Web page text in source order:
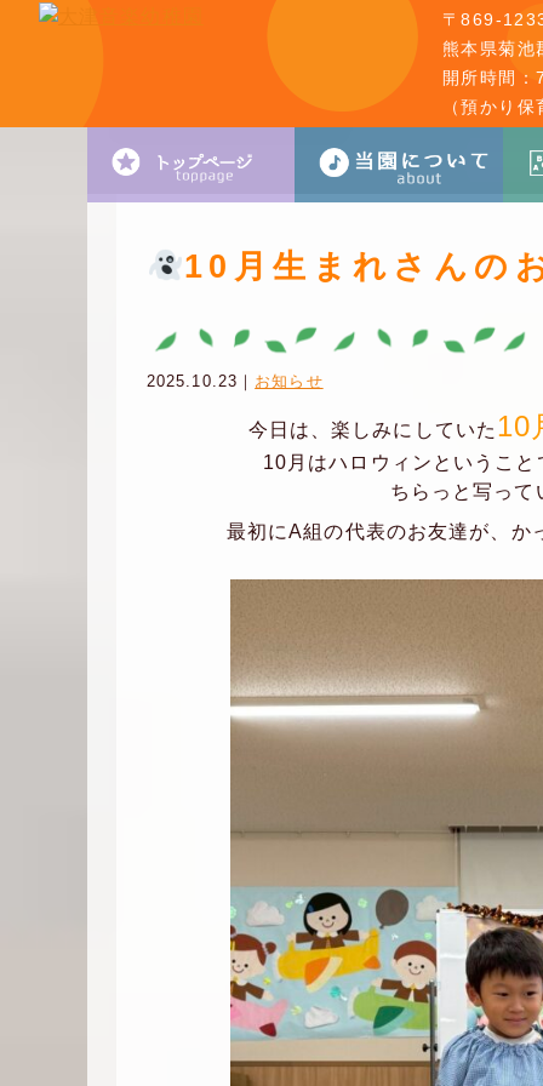
〒869-
熊本県菊
開所時間
（預かり
10月生まれさんの
2025.10.23｜ お知らせ
今日は、楽しみにしていた 10
10月はハロウィンというこ
ちらっと写って
最初にA組の代表のお友達が、か